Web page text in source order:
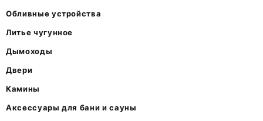
Обливные устройства
Литье чугунное
Дымоходы
Двери
Камины
Аксессуары для бани и сауны